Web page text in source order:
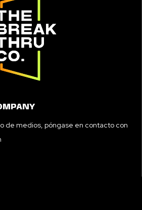
de medios, póngase en contacto con